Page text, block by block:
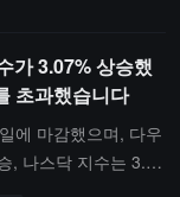
고 유인 요인이 되었
이 대규모 인원 감
에 따르면, 지난 12
13%의 직원 수)을
가 3.07% 상승했
초과했습니다
에 마감했으며, 다우
, 나스닥 지수는 3.0